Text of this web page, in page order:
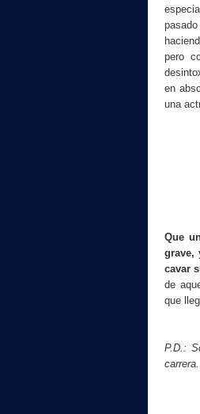
pero
en
una
Que
grave,
cavar
de
que
P.D.: